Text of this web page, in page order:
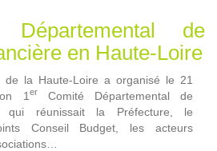
de
en Haute-Loire
de la Haute-Loire a organisé le 21
1 er
Comité Départemental de
qui réunissait la Préfecture, le
Conseil Budget, les acteurs